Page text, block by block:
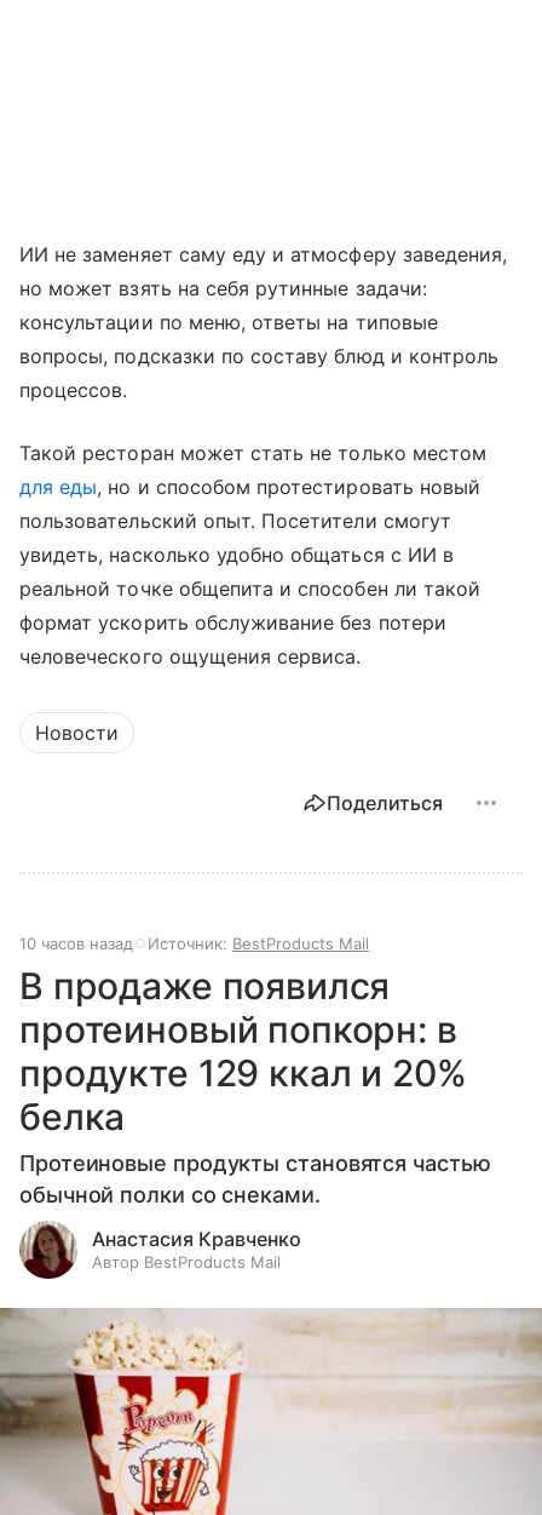
ИИ не заменяет саму еду и атмосферу заведения,
но может взять на себя рутинные задачи:
консультации по меню, ответы на типовые
вопросы, подсказки по составу блюд и контроль
процессов.
Такой ресторан может стать не только местом
для еды, но и способом протестировать новый
пользовательский опыт. Посетители смогут
увидеть, насколько удобно общаться с ИИ в
реальной точке общепита и способен ли такой
формат ускорить обслуживание без потери
человеческого ощущения сервиса.
Новости
Поделиться
10 часов назад Источник: BestProducts Mail
В продаже появился
протеиновый попкорн: в
продукте 129 ккал и 20%
белка
Протеиновые продукты становятся частью
обычной полки со снеками.
Анастасия Кравченко
Автор BestProducts Mail